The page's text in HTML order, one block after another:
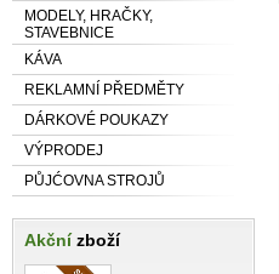
MODELY, HRAČKY,
STAVEBNICE
KÁVA
REKLAMNÍ PŘEDMĚTY
DÁRKOVÉ POUKAZY
VÝPRODEJ
PŮJĆOVNA STROJŮ
Akčnízboží